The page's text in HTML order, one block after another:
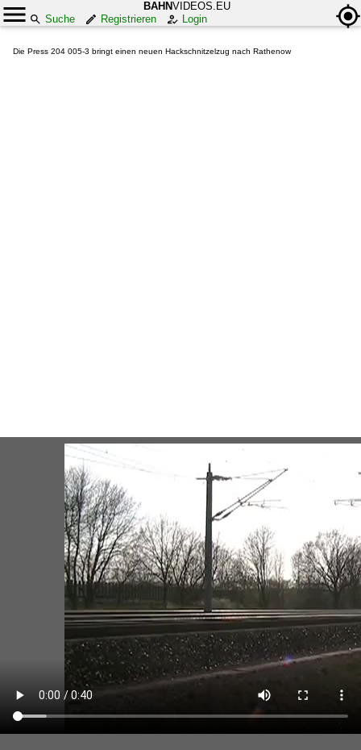
BAHNVIDEOS.EU
Suche
Registrieren Login
Die Press 204 005-3 bringt einen neuen Hackschnitzelzug nach Rathenow